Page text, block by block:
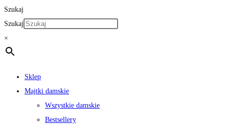
Szukaj
Szukaj
×
Sklep
Majtki damskie
Wszystkie damskie
Bestsellery